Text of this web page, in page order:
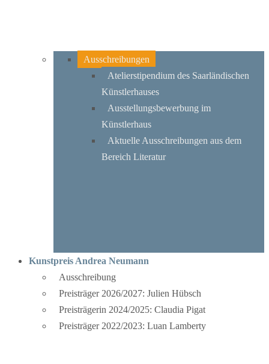
Ausschreibungen
Atelierstipendium des Saarländischen
Künstlerhauses
Ausstellungsbewerbung im
Künstlerhaus
Aktuelle Ausschreibungen aus dem
Bereich Literatur
Kunstpreis Andrea Neumann
Ausschreibung
Preisträger 2026/2027: Julien Hübsch
Preisträgerin 2024/2025: Claudia Pigat
Preisträger 2022/2023: Luan Lamberty